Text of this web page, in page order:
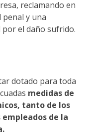
reclamando en
y una
por el daño sufrido.
dotado para toda
medidas de
tanto de los
de la